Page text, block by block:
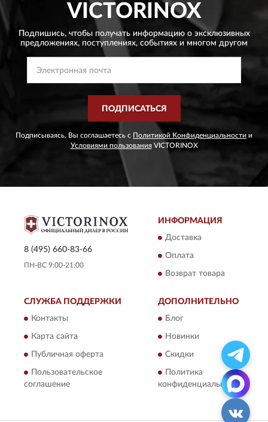
VICTORINOX
Подпишись, чтобы получать информацию о эксклюзивных
предложениях, поступлениях, событиях и многом другом
ПОДПИСАТЬСЯ
Подписываясь, Вы соглашаетесь с Политикой Конфиденциальности и
Условиями пользованияVICTORINOX
8 (495) 660-83-66
ПН-ВС 9:00-21:00
ИНФОРМАЦИЯ
Доставка
Оплата
Возврат товара
СЛУЖБА ПОДДЕРЖКИ
Контакты
Карта сайта
Публичная оферта
Пользовательское
соглашение
ДОПОЛНИТЕЛЬНО
Блог
Новинки
Скидки
Политика
конфиденциальности